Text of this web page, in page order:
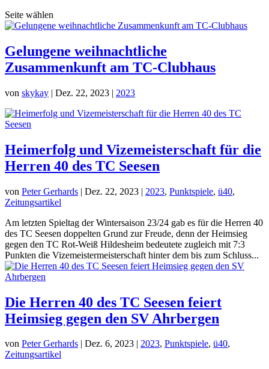
Seite wählen
Gelungene weihnachtliche
Zusammenkunft am TC-Clubhaus
von skykay | Dez. 22, 2023 | 2023
Heimerfolg und Vizemeisterschaft für die
Herren 40 des TC Seesen
von Peter Gerhards | Dez. 22, 2023 | 2023, Punktspiele, ü40,
Zeitungsartikel
Am letzten Spieltag der Wintersaison 23/24 gab es für die Herren 40
des TC Seesen doppelten Grund zur Freude, denn der Heimsieg
gegen den TC Rot-Weiß Hildesheim bedeutete zugleich mit 7:3
Punkten die Vizemeistermeisterschaft hinter dem bis zum Schluss...
Die Herren 40 des TC Seesen feiert
Heimsieg gegen den SV Ahrbergen
von Peter Gerhards | Dez. 6, 2023 | 2023, Punktspiele, ü40,
Zeitungsartikel